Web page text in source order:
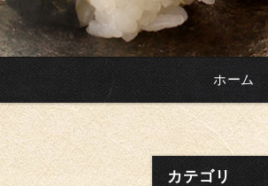
ホーム
カテゴリ